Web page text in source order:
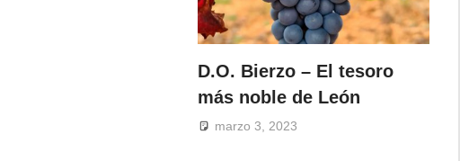
D.O. Bierzo – El tesoro
más noble de León
marzo 3, 2023